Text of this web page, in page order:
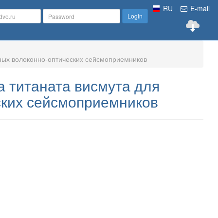
E-mail
RU
Login
волоконно-оптических сейсмоприемников
висмута для
сейсмоприемников